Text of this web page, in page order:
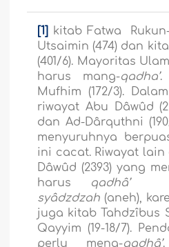
[1] kitab Fatwa
Utsaimin (474) dan
(401/6). Mayoritas
harus mang-qadha’.
Mufhim (172/3).
riwayat Abu Dâwûd
dan Ad-Dârquthni
menyuruhnya
ini cacat. Riwayat
Dâwûd (2393) yang
harus
qadhâ’
syâdzdzah (aneh),
juga kitab Tahdzîbus
Qayyim (19-18/7).
perlu meng-qadhâ’